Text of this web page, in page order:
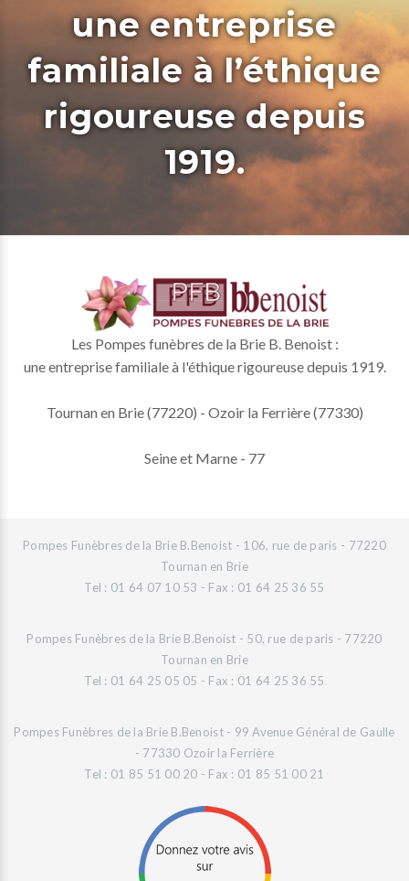
une entreprise
familiale à l’éthique
rigoureuse depuis
1919.
Les Pompes funèbres de la Brie B. Benoist :
une entreprise familiale à l'éthique rigoureuse depuis 1919.
Tournan en Brie (77220) - Ozoir la Ferrière (77330)
Seine et Marne - 77
Pompes Funèbres de la Brie B.Benoist - 106, rue de paris - 77220
Tournan en Brie
Tel : 01 64 07 10 53 - Fax : 01 64 25 36 55
Pompes Funèbres de la Brie B.Benoist - 50, rue de paris - 77220
Tournan en Brie
Tel : 01 64 25 05 05 - Fax : 01 64 25 36 55
Pompes Funèbres de la Brie B.Benoist - 99 Avenue Général de Gaulle
- 77330 Ozoir la Ferrière
Tel : 01 85 51 00 20 - Fax : 01 85 51 00 21